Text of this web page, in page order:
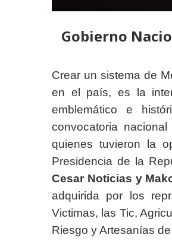
Gobierno
Crear un sistema de
en el país, es la
emblemático e
convocatoria
quienes tuvieron la
Presidencia de la
Cesar Noticias y
adquirida por los
Victimas, las Tic,
Riesgo y Artesanías